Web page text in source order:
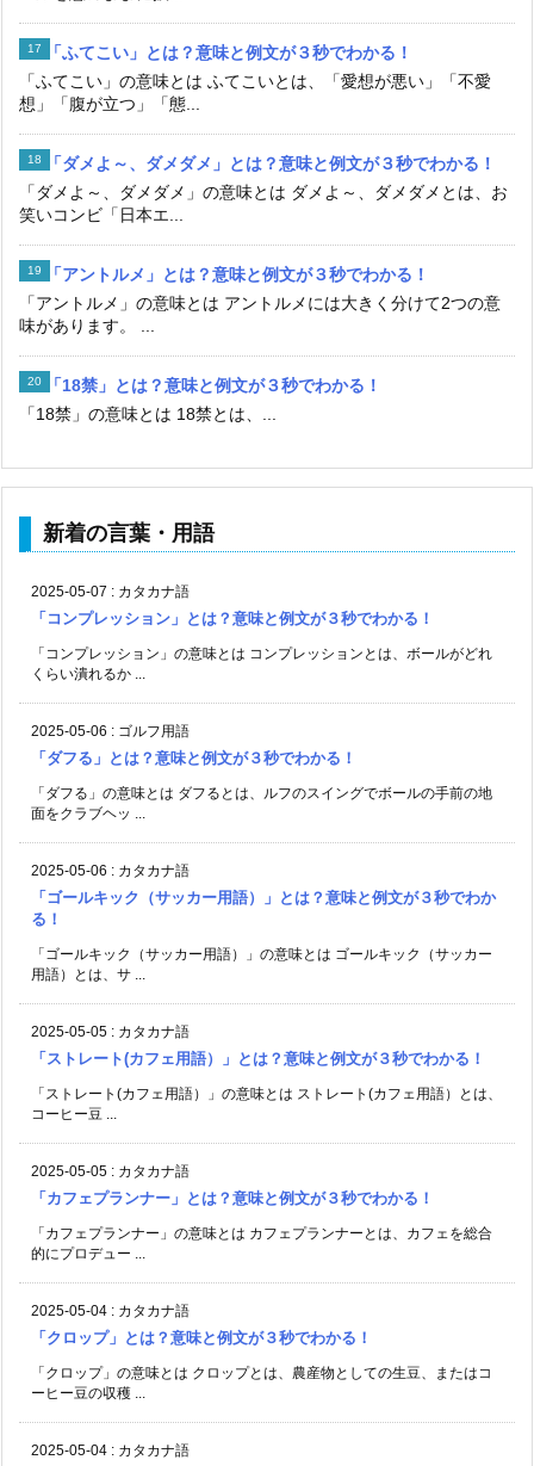
「ふてこい」とは？意味と例文が３秒でわかる！
「ふてこい」の意味とは ふてこいとは、「愛想が悪い」「不愛
想」「腹が立つ」「態...
「ダメよ～、ダメダメ」とは？意味と例文が３秒でわかる！
「ダメよ～、ダメダメ」の意味とは ダメよ～、ダメダメとは、お
笑いコンビ「日本エ...
「アントルメ」とは？意味と例文が３秒でわかる！
「アントルメ」の意味とは アントルメには大きく分けて2つの意
味があります。 ...
「18禁」とは？意味と例文が３秒でわかる！
「18禁」の意味とは 18禁とは、...
新着の言葉・用語
2025-05-07 : カタカナ語
「コンプレッション」とは？意味と例文が３秒でわかる！
「コンプレッション」の意味とは コンプレッションとは、ボールがどれ
くらい潰れるか ...
2025-05-06 : ゴルフ用語
「ダフる」とは？意味と例文が３秒でわかる！
「ダフる」の意味とは ダフるとは、ルフのスイングでボールの手前の地
面をクラブヘッ ...
2025-05-06 : カタカナ語
「ゴールキック（サッカー用語）」とは？意味と例文が３秒でわか
る！
「ゴールキック（サッカー用語）」の意味とは ゴールキック（サッカー
用語）とは、サ ...
2025-05-05 : カタカナ語
「ストレート(カフェ用語）」とは？意味と例文が３秒でわかる！
「ストレート(カフェ用語）」の意味とは ストレート(カフェ用語）とは、
コーヒー豆 ...
2025-05-05 : カタカナ語
「カフェプランナー」とは？意味と例文が３秒でわかる！
「カフェプランナー」の意味とは カフェプランナーとは、カフェを総合
的にプロデュー ...
2025-05-04 : カタカナ語
「クロップ」とは？意味と例文が３秒でわかる！
「クロップ」の意味とは クロップとは、農産物としての生豆、またはコ
ーヒー豆の収穫 ...
2025-05-04 : カタカナ語